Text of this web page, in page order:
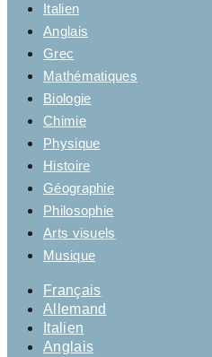
Italien
Anglais
Grec
Mathématiques
Biologie
Chimie
Physique
Histoire
Géographie
Philosophie
Arts visuels
Musique
Français
Allemand
Italien
Anglais